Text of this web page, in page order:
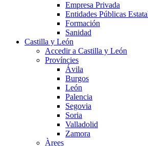
Empresa Privada
Entidades Públicas
Formación
Sanidad
Castilla y León
Accedir a Castilla y León
Províncies
Ávila
Burgos
León
Palencia
Segovia
Soria
Valladolid
Zamora
Àrees